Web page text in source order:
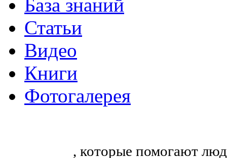
База знаний
Статьи
Видео
Книги
Фотогалерея
, которые помогают